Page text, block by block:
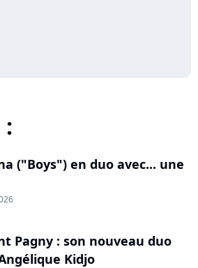
("Boys") en duo avec... une
Pagny : son nouveau duo
Kidjo